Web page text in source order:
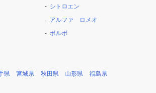
シトロエン
アルファ ロメオ
ボルボ
県 宮城県 秋田県 山形県 福島県